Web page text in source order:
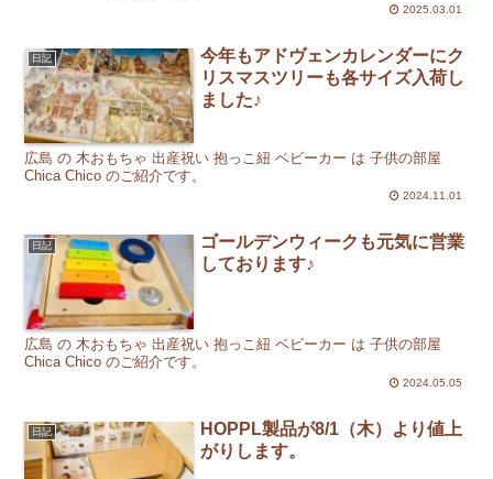
2025.03.01
日記
今年もアドヴェンカレンダーにク
リスマスツリーも各サイズ入荷し
ました♪
広島 の 木おもちゃ 出産祝い 抱っこ紐 ベビーカー は 子供の部屋
Chica Chico のご紹介です。
2024.11.01
日記
ゴールデンウィークも元気に営業
しております♪
広島 の 木おもちゃ 出産祝い 抱っこ紐 ベビーカー は 子供の部屋
Chica Chico のご紹介です。
2024.05.05
日記
HOPPL製品が8/1（木）より値上
がりします。